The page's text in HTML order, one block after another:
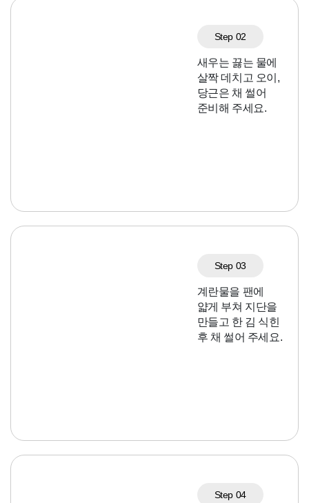
Step 02
새우는 끓는 물에
살짝 데치고 오이,
당근은 채 썰어
준비해 주세요.
Step 03
계란물을 팬에
얇게 부쳐 지단을
만들고 한 김 식힌
후 채 썰어 주세요.
Step 04